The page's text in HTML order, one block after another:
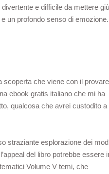
e difficile da mettere
un profondo senso di emozione.
scoperta che viene con il provare
ebook gratis italiano che mi ha
qualcosa che avrei custodito a
straziante esplorazione dei
del libro potrebbe essere
Volume V temi, che